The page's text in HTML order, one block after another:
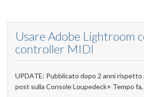
Usare Adobe Lightroom
controller MIDI
UPDATE: Pubblicato dopo 2 anni
post sulla Console Loupedeck+ Tempo fa,